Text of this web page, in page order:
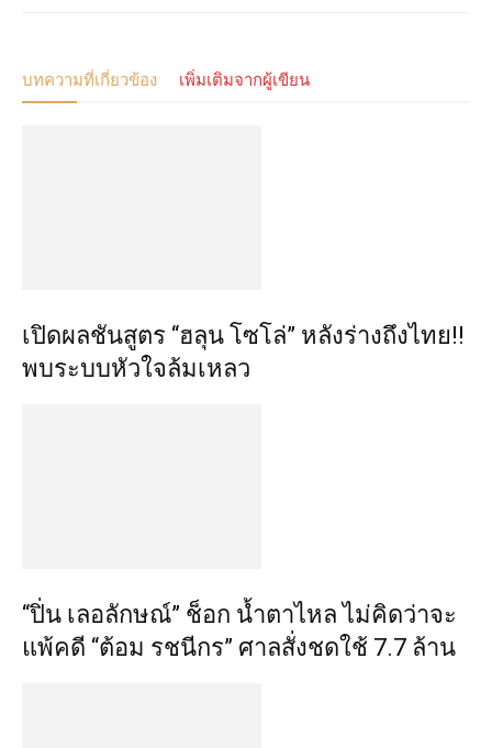
บทความที่เกี่ยวข้อง เพิ่มเติมจากผู้เขียน
เปิดผลชันสูตร “ฮลุน โซโล่” หลังร่างถึงไทย!!
พบระบบหัวใจล้มเหลว
“ปิ่น เลอลักษณ์” ช็อก น้ำตาไหล ไม่คิดว่าจะ
แพ้คดี “ต้อม รชนีกร” ศาลสั่งชดใช้ 7.7 ล้าน